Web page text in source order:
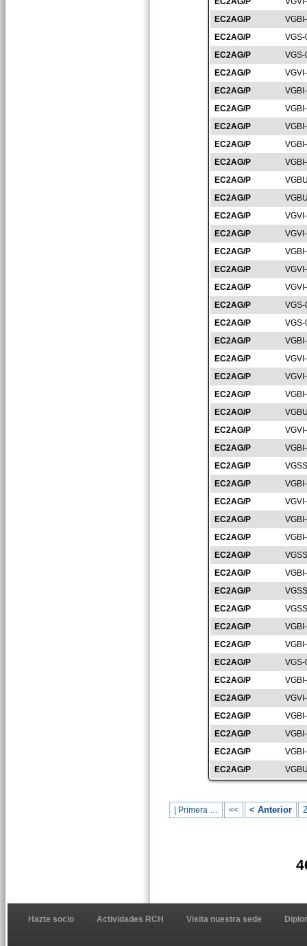
EC2AG/P
EC2AG/P
EC2AG/P
EC2AG/P
EC2AG/P
EC2AG/P
EC2AG/P
EC2AG/P
EC2AG/P
EC2AG/P
EC2AG/P
EC2AG/P
EC2AG/P
EC2AG/P
EC2AG/P
EC2AG/P
EC2AG/P
EC2AG/P
EC2AG/P
EC2AG/P
EC2AG/P
EC2AG/P
EC2AG/P
EC2AG/P
EC2AG/P
EC2AG/P
EC2AG/P
EC2AG/P
EC2AG/P
EC2AG/P
EC2AG/P
EC2AG/P
EC2AG/P
EC2AG/P
EC2AG/P
EC2AG/P
EC2AG/P
EC2AG/P
EC2AG/P
EC2AG/P
EC2AG/P
EC2AG/P
EC2AG/P
| Primera … << < Anterior
Hazte socio Actividades RCH Visita nuestra sede